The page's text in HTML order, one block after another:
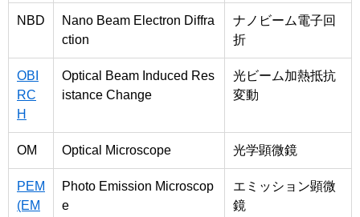
NBD
Nano Beam Electron Diffra
ction
ナノビーム電子回
折
OBI
RC
H
Optical Beam Induced Res
istance Change
光ビーム加熱抵抗
変動
OM Optical Microscope 光学顕微鏡
PEM
(EM
Photo Emission Microscop
e
エミッション顕微
鏡